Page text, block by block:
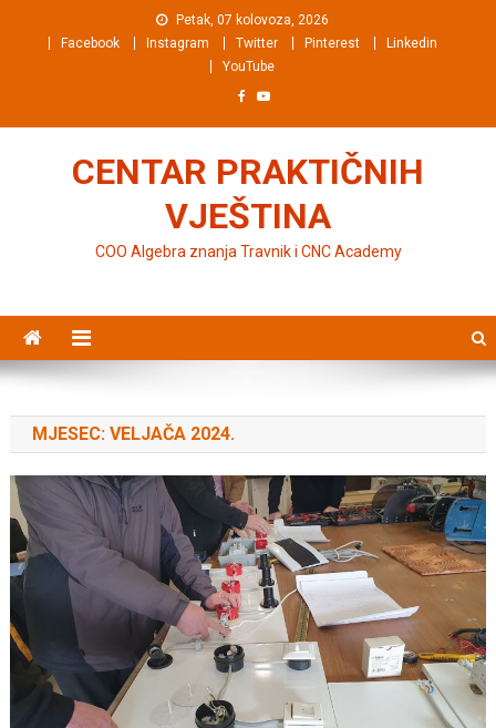
Petak, 07 kolovoza, 2026
Facebook
Instagram Twitter Pinterest
Linkedin
YouTube
CENTAR PRAKTIČNIH
VJEŠTINA
COO Algebra znanja Travnik i CNC Academy
MJESEC: VELJAČA 2024.